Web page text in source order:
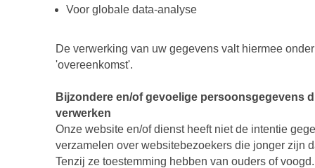
Voor globale data-analyse
De verwerking van uw gegevens valt hiermee
'overeenkomst'.
Bijzondere en/of gevoelige persoonsgegevens
verwerken
Onze website en/of dienst heeft niet de intentie
verzamelen over websitebezoekers die jonger zijn
Tenzij ze toestemming hebben van ouders of